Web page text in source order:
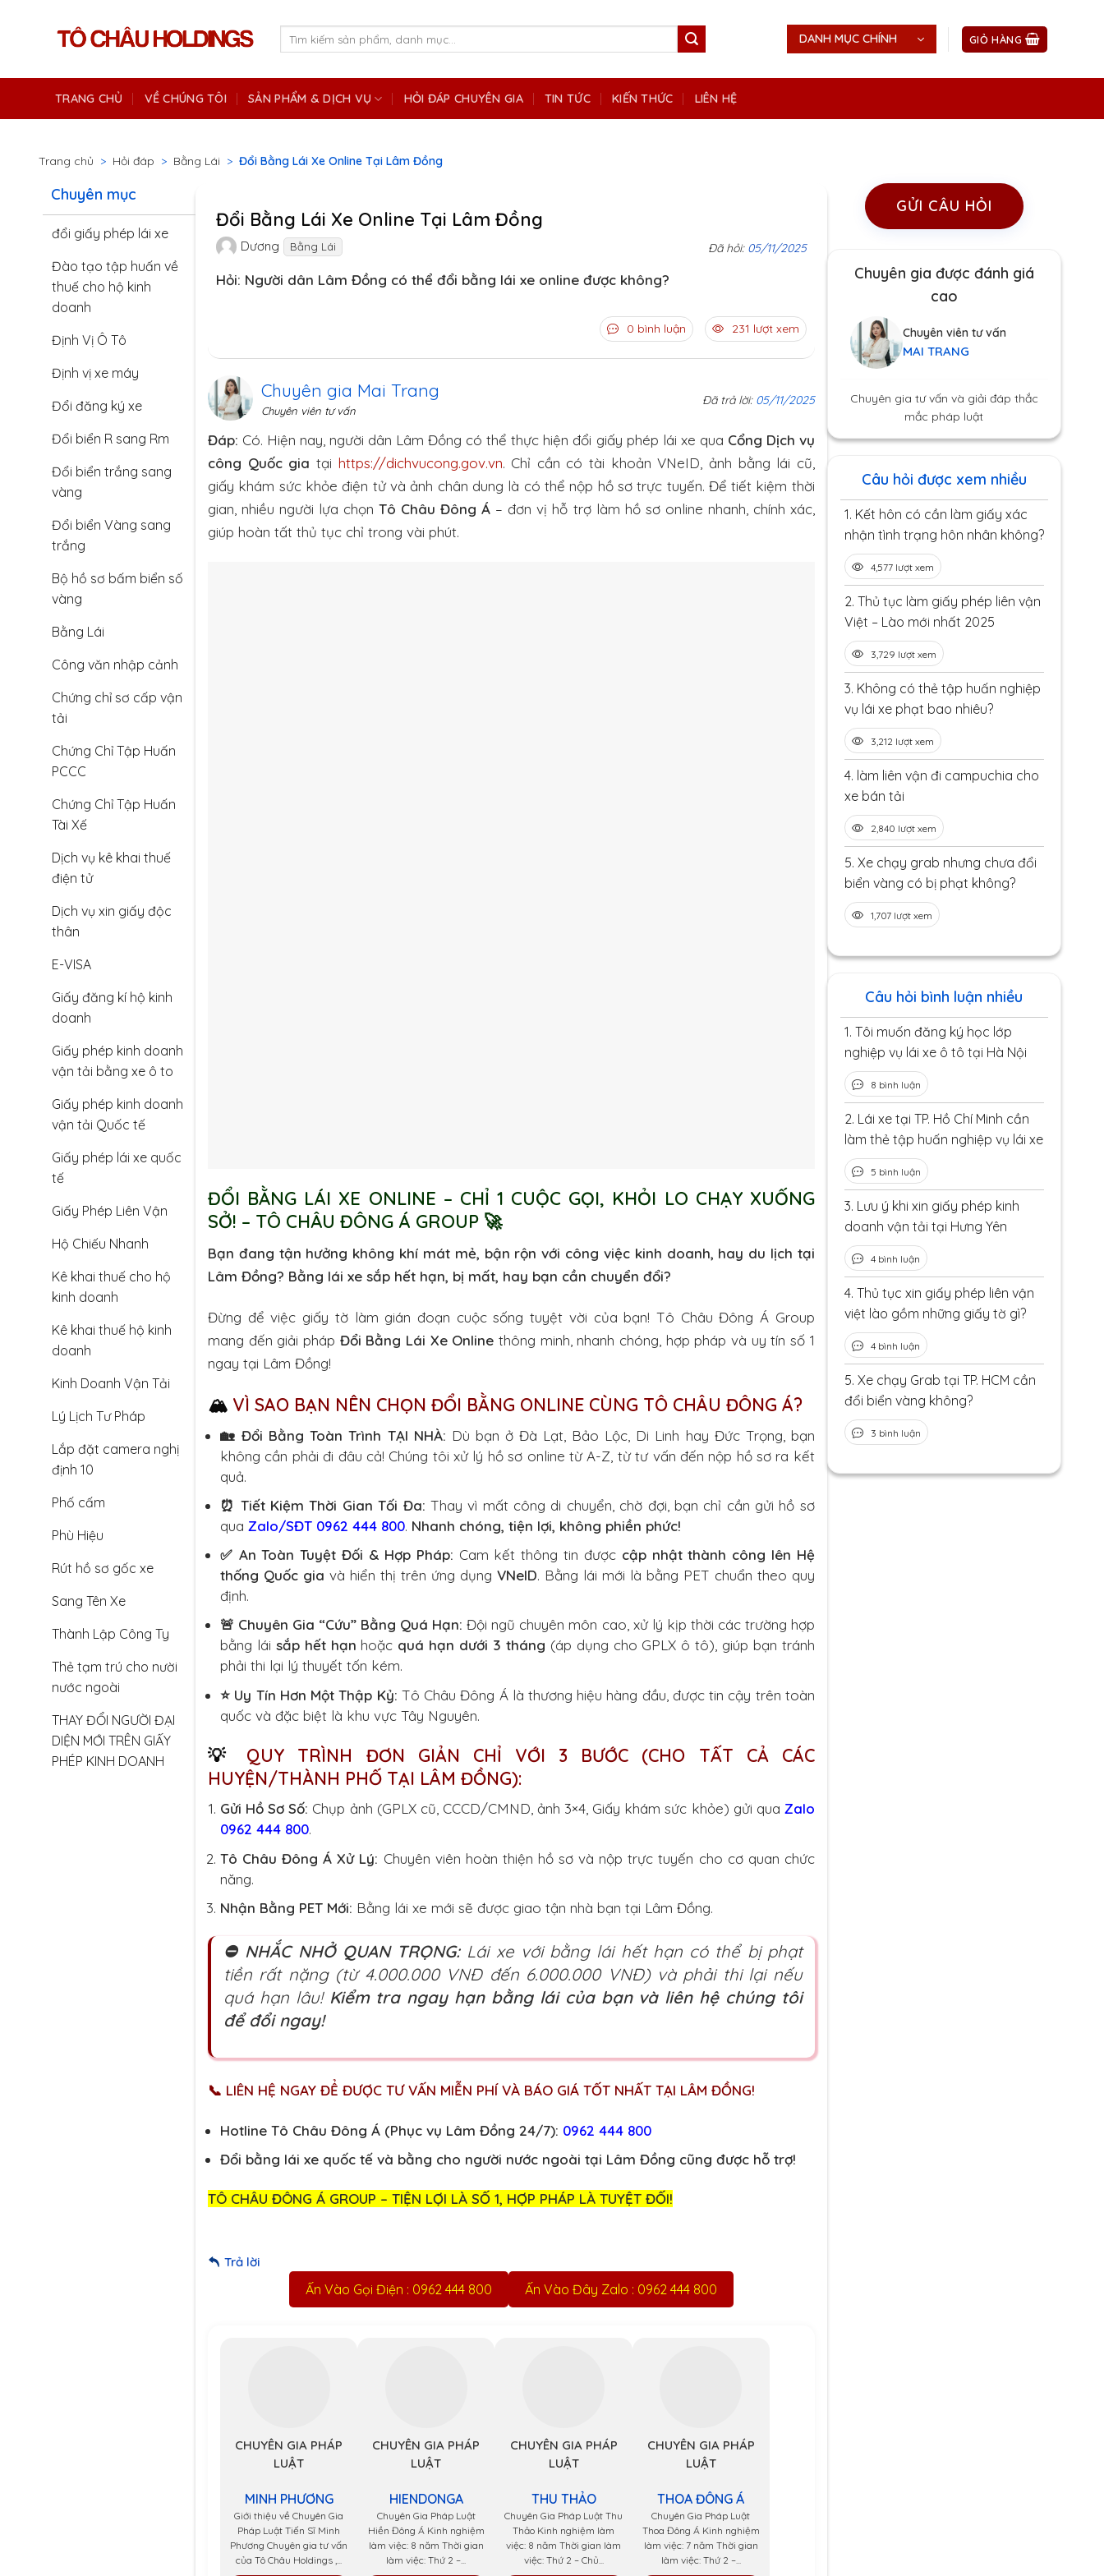
DANH MỤC CHÍNH GIỎ HÀNG
TRANG CHỦ VỀ CHÚNG TÔI SẢN PHẨM & DỊCH VỤ HỎI ĐÁP CHUYÊN GIA TIN TỨC KIẾN THỨC LIÊN HỆ
Trang chủ > Hỏi đáp > Bằng Lái > Đổi Bằng Lái Xe Online Tại Lâm Đồng
Chuyên mục
đổi giấy phép lái xe
Đào tạo tập huấn về
thuế cho hộ kinh
doanh
Định Vị Ô Tô
Định vị xe máy
Đổi đăng ký xe
Đổi biển R sang Rm
Đổi biển trắng sang
vàng
Đổi biển Vàng sang
trắng
Bộ hồ sơ bấm biển số
vàng
Bằng Lái
Công văn nhập cảnh
Chứng chỉ sơ cấp vận
tải
Chứng Chỉ Tập Huấn
PCCC
Chứng Chỉ Tập Huấn
Tài Xế
Dịch vụ kê khai thuế
điện tử
Dịch vụ xin giấy độc
thân
E-VISA
Giấy đăng kí hộ kinh
doanh
Giấy phép kinh doanh
vận tải bằng xe ô to
Giấy phép kinh doanh
vận tải Quốc tế
Giấy phép lái xe quốc
tế
Giấy Phép Liên Vận
Hộ Chiếu Nhanh
Kê khai thuế cho hộ
kinh doanh
Kê khai thuế hộ kinh
doanh
Kinh Doanh Vận Tải
Lý Lịch Tư Pháp
Lắp đặt camera nghị
định 10
Phố cấm
Phù Hiệu
Rút hồ sơ gốc xe
Sang Tên Xe
Thành Lập Công Ty
Thẻ tạm trú cho nười
nước ngoài
THAY ĐỔI NGƯỜI ĐẠI
DIỆN MỚI TRÊN GIẤY
PHÉP KINH DOANH
Đổi Bằng Lái Xe Online Tại Lâm Đồng
Dương Bằng Lái Đã hỏi: 05/11/2025
Hỏi: Người dân Lâm Đồng có thể đổi bằng lái xe online được không?
0 bình luận 231 lượt xem
Chuyên gia Mai Trang
Chuyên viên tư vấn
Đã trả lời: 05/11/2025
Đáp: Có. Hiện nay, người dân Lâm Đồng có thể thực hiện đổi giấy phép lái xe qua Cổng Dịch vụ
công Quốc gia tại https://dichvucong.gov.vn. Chỉ cần có tài khoản VNeID, ảnh bằng lái cũ,
giấy khám sức khỏe điện tử và ảnh chân dung là có thể nộp hồ sơ trực tuyến. Để tiết kiệm thời
gian, nhiều người lựa chọnTô Châu Đông Á – đơn vị hỗ trợ làm hồ sơ online nhanh, chính xác,
giúp hoàn tất thủ tục chỉ trong vài phút.
ĐỔI BẰNG LÁI XE ONLINE – CHỈ 1 CUỘC GỌI, KHỎI LO CHẠY XUỐNG
SỞ! – TÔ CHÂU ĐÔNG Á GROUP 🚀
Bạn đang tận hưởng không khí mát mẻ, bận rộn với công việc kinh doanh, hay du lịch tại
Lâm Đồng? Bằng lái xe sắp hết hạn, bị mất, hay bạn cần chuyển đổi?
Đừng để việc giấy tờ làm gián đoạn cuộc sống tuyệt vời của bạn! Tô Châu Đông Á Group
mang đến giải pháp Đổi Bằng Lái Xe Online thông minh, nhanh chóng, hợp pháp và uy tín số 1
ngay tại Lâm Đồng!
🏔️ VÌ SAO BẠN NÊN CHỌN ĐỔI BẰNG ONLINE CÙNG TÔ CHÂU ĐÔNG Á?
🏡 Đổi Bằng Toàn Trình TẠI NHÀ: Dù bạn ở Đà Lạt, Bảo Lộc, Di Linh hay Đức Trọng, bạn
không cần phải đi đâu cả! Chúng tôi xử lý hồ sơ online từ A-Z, từ tư vấn đến nộp hồ sơ ra kết
quả.
⏰ Tiết Kiệm Thời Gian Tối Đa: Thay vì mất công di chuyển, chờ đợi, bạn chỉ cần gửi hồ sơ
qua Zalo/SĐT 0962 444 800. Nhanh chóng, tiện lợi, không phiền phức!
✅ An Toàn Tuyệt Đối & Hợp Pháp: Cam kết thông tin được cập nhật thành công lên Hệ
thống Quốc gia và hiển thị trên ứng dụng VNeID. Bằng lái mới là bằng PET chuẩn theo quy
định.
🚨 Chuyên Gia “Cứu” Bằng Quá Hạn: Đội ngũ chuyên môn cao, xử lý kịp thời các trường hợp
bằng lái sắp hết hạn hoặc quá hạn dưới 3 tháng (áp dụng cho GPLX ô tô), giúp bạn tránh
phải thi lại lý thuyết tốn kém.
⭐ Uy Tín Hơn Một Thập Kỷ: Tô Châu Đông Á là thương hiệu hàng đầu, được tin cậy trên toàn
quốc và đặc biệt là khu vực Tây Nguyên.
💡 QUY TRÌNH ĐƠN GIẢN CHỈ VỚI 3 BƯỚC (CHO TẤT CẢ CÁC
HUYỆN/THÀNH PHỐ TẠI LÂM ĐỒNG):
Gửi Hồ Sơ Số: Chụp ảnh (GPLX cũ, CCCD/CMND, ảnh 3×4, Giấy khám sức khỏe) gửi qua Zalo
0962 444 800.
Tô Châu Đông Á Xử Lý: Chuyên viên hoàn thiện hồ sơ và nộp trực tuyến cho cơ quan chức
năng.
Nhận Bằng PET Mới: Bằng lái xe mới sẽ được giao tận nhà bạn tại Lâm Đồng.
⛔ NHẮC NHỞ QUAN TRỌNG:Lái xe với bằng lái hết hạn có thể bị phạt
tiền rất nặng (từ 4.000.000 VNĐ đến 6.000.000 VNĐ) và phải thi lại nếu
quá hạn lâu! Kiểm tra ngay hạn bằng lái của bạn và liên hệ chúng tôi
để đổi ngay!
📞 LIÊN HỆ NGAY ĐỂ ĐƯỢC TƯ VẤN MIỄN PHÍ VÀ BÁO GIÁ TỐT NHẤT TẠI LÂM ĐỒNG!
Hotline Tô Châu Đông Á (Phục vụ Lâm Đồng 24/7): 0962 444 800
Đổi bằng lái xe quốc tế và bằng cho người nước ngoài tại Lâm Đồng cũng được hỗ trợ!
TÔ CHÂU ĐÔNG Á GROUP – TIỆN LỢI LÀ SỐ 1, HỢP PHÁP LÀ TUYỆT ĐỐI!
Trả lời
Ấn Vào Gọi Điện : 0962 444 800 Ấn Vào Đây Zalo : 0962 444 800
CHUYÊN GIA PHÁP
LUẬT
MINH PHƯƠNG
Giới thiệu về Chuyên Gia
Pháp Luật Tiến Sĩ Minh
Phương Chuyên gia tư vấn
của Tô Châu Holdings ,...
CHUYÊN GIA PHÁP
LUẬT
HIENDONGA
Chuyên Gia Pháp Luật
Hiền Đông Á Kinh nghiệm
làm việc: 8 năm Thời gian
làm việc: Thứ 2 –...
CHUYÊN GIA PHÁP
LUẬT
THU THẢO
Chuyên Gia Pháp Luật Thu
Thảo Kinh nghiệm làm
việc: 8 năm Thời gian làm
việc: Thứ 2 – Chủ...
CHUYÊN GIA PHÁP
LUẬT
THOA ĐÔNG Á
Chuyên Gia Pháp Luật
Thoa Đông Á Kinh nghiệm
làm việc: 7 năm Thời gian
làm việc: Thứ 2 –...
GỬI CÂU HỎI
Chuyên gia được đánh giá
cao
Chuyên viên tư vấn
MAI TRANG
Chuyên gia tư vấn và giải đáp thắc
mắc pháp luật
Câu hỏi được xem nhiều
1. Kết hôn có cần làm giấy xác
nhận tình trạng hôn nhân không?
4,577 lượt xem
2. Thủ tục làm giấy phép liên vận
Việt – Lào mới nhất 2025
3,729 lượt xem
3. Không có thẻ tập huấn nghiệp
vụ lái xe phạt bao nhiêu?
3,212 lượt xem
4. làm liên vận đi campuchia cho
xe bán tải
2,840 lượt xem
5. Xe chạy grab nhưng chưa đổi
biển vàng có bị phạt không?
1,707 lượt xem
Câu hỏi bình luận nhiều
1. Tôi muốn đăng ký học lớp
nghiệp vụ lái xe ô tô tại Hà Nội
8 bình luận
2. Lái xe tại TP. Hồ Chí Minh cần
làm thẻ tập huấn nghiệp vụ lái xe
5 bình luận
3. Lưu ý khi xin giấy phép kinh
doanh vận tải tại Hưng Yên
4 bình luận
4. Thủ tục xin giấy phép liên vận
việt lào gồm những giấy tờ gì?
4 bình luận
5. Xe chạy Grab tại TP. HCM cần
đổi biển vàng không?
3 bình luận